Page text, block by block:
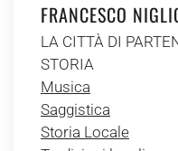
FRANCESCO
LA CITTÀ DI
STORIA
Musica
Saggistica
Storia Locale